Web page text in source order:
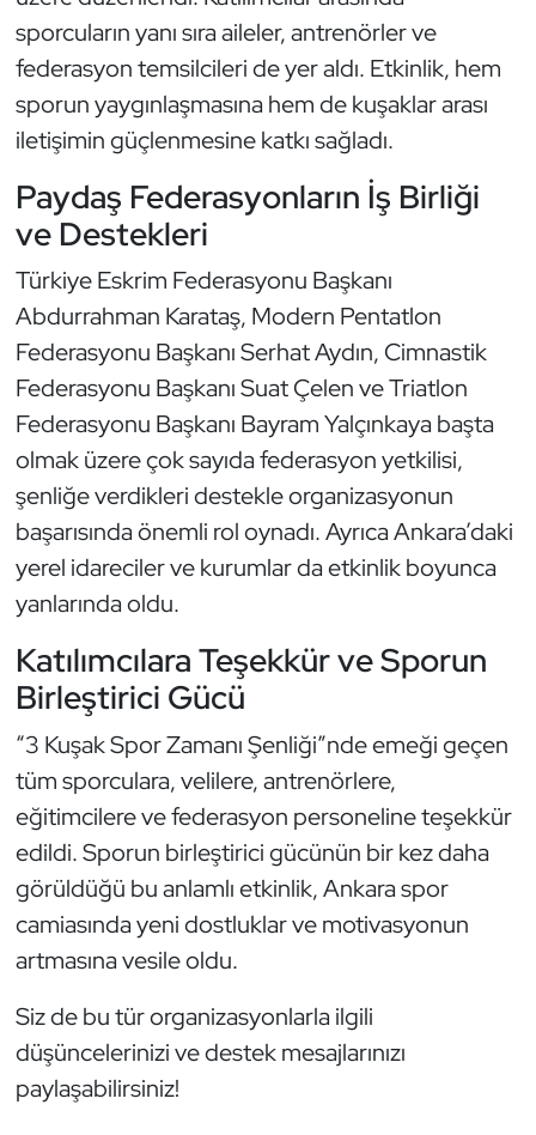
sporcuların yanı sıra aileler, antrenörler ve
federasyon temsilcileri de yer aldı. Etkinlik, hem
sporun yaygınlaşmasına hem de kuşaklar arası
iletişimin güçlenmesine katkı sağladı.
Paydaş Federasyonların İş Birliği
ve Destekleri
Türkiye Eskrim Federasyonu Başkanı
Abdurrahman Karataş, Modern Pentatlon
Federasyonu Başkanı Serhat Aydın, Cimnastik
Federasyonu Başkanı Suat Çelen ve Triatlon
Federasyonu Başkanı Bayram Yalçınkaya başta
olmak üzere çok sayıda federasyon yetkilisi,
şenliğe verdikleri destekle organizasyonun
başarısında önemli rol oynadı. Ayrıca Ankara’daki
yerel idareciler ve kurumlar da etkinlik boyunca
yanlarında oldu.
Katılımcılara Teşekkür ve Sporun
Birleştirici Gücü
“3 Kuşak Spor Zamanı Şenliği”nde emeği geçen
tüm sporculara, velilere, antrenörlere,
eğitimcilere ve federasyon personeline teşekkür
edildi. Sporun birleştirici gücünün bir kez daha
görüldüğü bu anlamlı etkinlik, Ankara spor
camiasında yeni dostluklar ve motivasyonun
artmasına vesile oldu.
Siz de bu tür organizasyonlarla ilgili
düşüncelerinizi ve destek mesajlarınızı
paylaşabilirsiniz!
Kayak
Kempo
Kick Boks
Kürek
Masa Tenisi
Modern Pentatlon
Motor Sporları
Muay Thai
Okçuluk
Optimist
Özel Sporcular
Paralimpik
Ragbi
Satranç
Su Topu
Tekvando